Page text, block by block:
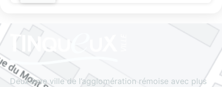
Deuxième ville de l’agglomération rémoise avec plus